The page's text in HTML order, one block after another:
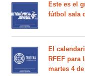
Este es el
fútbol sala
El
RFEF para
martes 4